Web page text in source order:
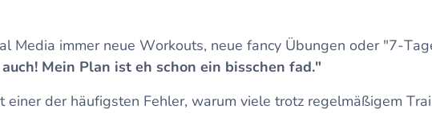
Media immer neue Workouts, neue fancy Übungen oder "7-
Mein Plan ist eh schon ein bisschen fad."
einer der häufigsten Fehler, warum viele trotz regelmäßigem